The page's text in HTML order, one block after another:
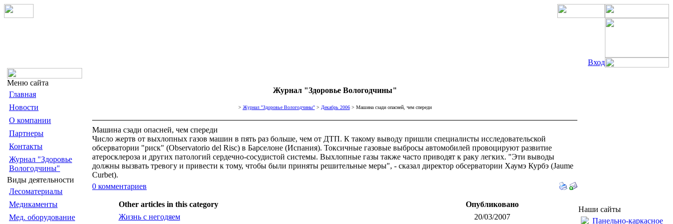
Вход
Меню сайта
Главная
Новости
О компании
Партнеры
Контакты
Журнал "Здоровье
Вологодчины"
Виды деятельности
Лесоматериалы
Медикаменты
Мед. оборудование
Журнал "Здоровье Вологодчины"
> Журнал "Здоровье Вологодчины"> Декабрь 2006> Машина сзади опасней, чем спереди
Машина сзади опасней, чем спереди
Число жертв от выхлопных газов машин в пять раз больше, чем от ДТП. К такому выводу пришли специалисты исследовательской
обсерватории "риск" (Observatorio del Risc) в Барселоне (Испания). Токсичные газовые выбросы автомобилей провоцируют развитие
атеросклероза и других патологий сердечно-сосудистой системы. Выхлопные газы также часто приводят к раку легких. "Эти выводы
должны вызвать тревогу и привести к тому, чтобы были приняты решительные меры", - сказал директор обсерватории Хаумэ Курбэ (Jaume
Curbet).
0 комментариев
Other articles in this category
Опубликовано
Жизнь с негодяем
20/03/2007
Наши сайты